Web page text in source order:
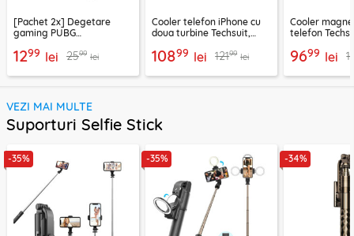
[Pachet 2x] Degetare
gaming PUBG
sleeve Hoco GM4
1299 lei 2599 lei
Cooler telefon iPhone cu
doua turbine Techsuit,
10899 lei 12199 lei
Cooler
telefon
9699 lei
VEZI MAI MULTE
Suporturi Selfie Stick
-35% -35% -34%